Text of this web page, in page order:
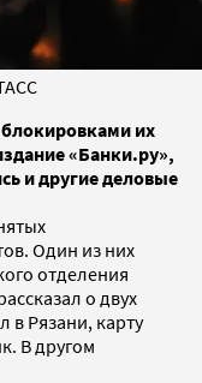
их
«Банки.ру»,
и другие деловые
Один из них
отделения
о двух
в Рязани, карту
В другом